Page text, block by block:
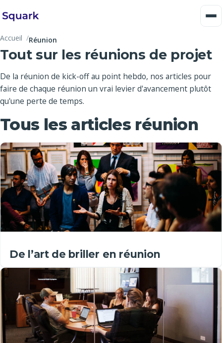
Accueil Réunion
Tout sur les réunions de projet
De la réunion de kick-off au point hebdo, nos articles pour
faire de chaque réunion un vrai levier d'avancement plutôt
qu'une perte de temps.
Tous les articles réunion
De l’art de briller en réunion